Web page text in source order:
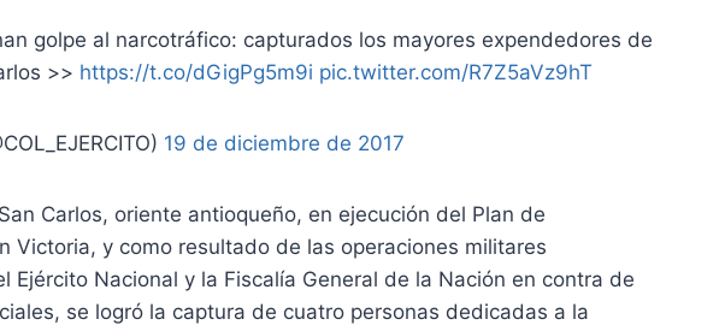
golpe al narcotráfico: capturados los mayores expendedores de
>> https://t.co/dGigPg5m9i pic.twitter.com/R7Z5aVz9hT
19 de diciembre de 2017
Carlos, oriente antioqueño, en ejecución del Plan de
Victoria, y como resultado de las operaciones militares
Ejército Nacional y la Fiscalía General de la Nación en contra de
se logró la captura de cuatro personas dedicadas a la